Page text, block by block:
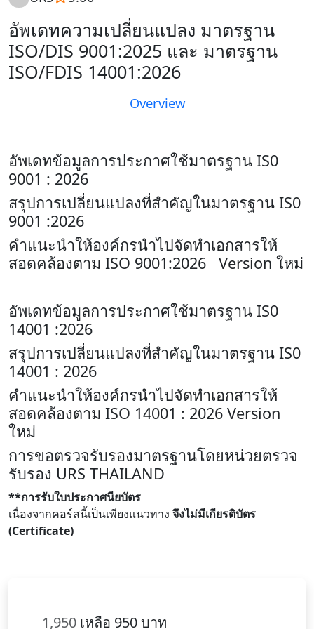
อัพเดทความเปลี่ยนแปลง มาตรฐาน
ISO/DIS 9001:2025 และ มาตรฐาน
ISO/FDIS 14001:2026
Overview
อัพเดทข้อมูลการประกาศใช้มาตรฐาน IS0
9001 : 2026
สรุปการเปลี่ยนแปลงที่สำคัญในมาตรฐาน IS0
9001 :2026
คำแนะนำให้องค์กรนำไปจัดทำเอกสารให้
สอดคล้องตาม ISO 9001:2026 Version ใหม่
อัพเดทข้อมูลการประกาศใช้มาตรฐาน IS0
14001 :2026
สรุปการเปลี่ยนแปลงที่สำคัญในมาตรฐาน IS0
14001 : 2026
คำแนะนำให้องค์กรนำไปจัดทำเอกสารให้
สอดคล้องตาม ISO 14001 : 2026 Version
ใหม่
การขอตรวจรับรองมาตรฐานโดยหน่วยตรวจ
รับรอง URS THAILAND
**การรับใบประกาศนียบัตร
เนื่องจากคอร์สนี้เป็นเพียงแนวทาง จึงไม่มีเกียรติบัตร
(Certificate)
1,950 เหลือ 950 บาท